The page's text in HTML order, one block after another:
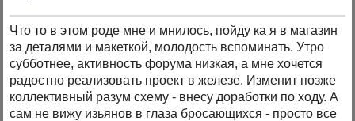
Что то в этом роде мне и мнилось, пойду ка я в магазин
за деталями и макеткой, молодость вспоминать. Утро
субботнее, активность форума низкая, а мне хочется
радостно реализовать проект в железе. Изменит позже
коллективный разум схему - внесу доработки по ходу. А
сам не вижу изьянов в глаза бросающихся - просто все